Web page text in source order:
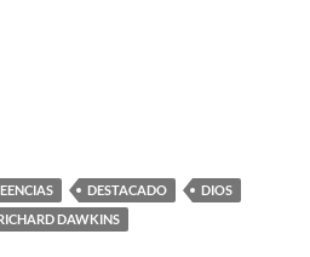
DESTACADO
DIOS
DAWKINS